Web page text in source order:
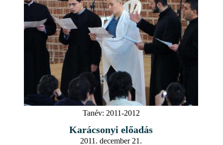
Tanév: 2011-2012
Karácsonyi előadás
2011. december 21.